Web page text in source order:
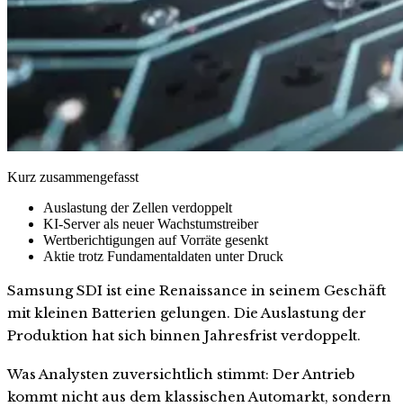
Kurz zusammengefasst
Auslastung der Zellen verdoppelt
KI-Server als neuer Wachstumstreiber
Wertberichtigungen auf Vorräte gesenkt
Aktie trotz Fundamentaldaten unter Druck
Samsung SDI ist eine Renaissance in seinem Geschäft
mit kleinen Batterien gelungen. Die Auslastung der
Produktion hat sich binnen Jahresfrist verdoppelt.
Was Analysten zuversichtlich stimmt: Der Antrieb
kommt nicht aus dem klassischen Automarkt, sondern